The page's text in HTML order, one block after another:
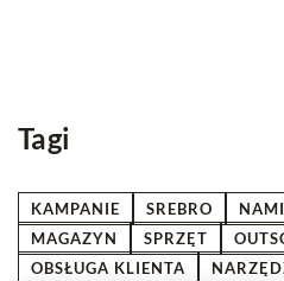
Tagi
KAMPANIE SREBRO
MAGAZYN
SPRZĘT
OBSŁUGA KLIENTA